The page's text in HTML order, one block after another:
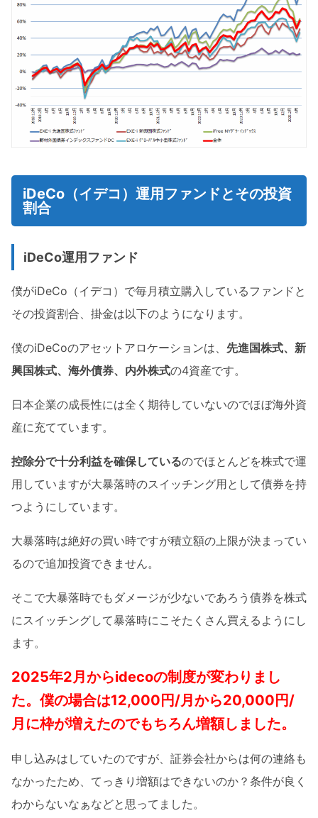
iDeCo（イデコ）運用ファンドとその投資
割合
iDeCo運用ファンド
僕がiDeCo（イデコ）で毎月積立購入しているファンドと
その投資割合、掛金は以下のようになります。
僕のiDeCoのアセットアロケーションは、 先進国株式、新
興国株式、海外債券、内外株式の4資産です。
日本企業の成長性には全く期待していないのでほぼ海外資
産に充てています。
控除分で十分利益を確保しているのでほとんどを株式で運
用していますが大暴落時のスイッチング用として債券を持
つようにしています。
大暴落時は絶好の買い時ですが積立額の上限が決まってい
るので追加投資できません。
そこで大暴落時でもダメージが少ないであろう債券を株式
にスイッチングして暴落時にこそたくさん買えるようにし
ます。
2025年2月からidecoの制度が変わりまし
た。僕の場合は12,000円/月から20,000円/
月に枠が増えたのでもちろん増額しました。
申し込みはしていたのですが、証券会社からは何の連絡も
なかったため、てっきり増額はできないのか？条件が良く
わからないなぁなどと思ってました。